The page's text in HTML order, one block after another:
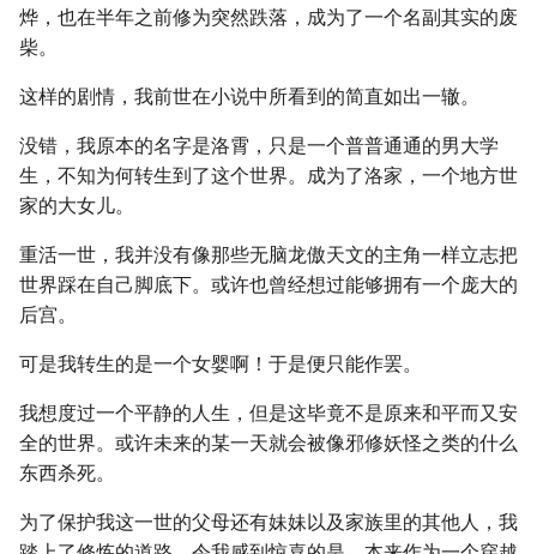
烨，也在半年之前修为突然跌落，成为了一个名副其实的废
柴。
这样的剧情，我前世在小说中所看到的简直如出一辙。
没错，我原本的名字是洛霄，只是一个普普通通的男大学
生，不知为何转生到了这个世界。成为了洛家，一个地方世
家的大女儿。
重活一世，我并没有像那些无脑龙傲天文的主角一样立志把
世界踩在自己脚底下。或许也曾经想过能够拥有一个庞大的
后宫。
可是我转生的是一个女婴啊！于是便只能作罢。
我想度过一个平静的人生，但是这毕竟不是原来和平而又安
全的世界。或许未来的某一天就会被像邪修妖怪之类的什么
东西杀死。
为了保护我这一世的父母还有妹妹以及家族里的其他人，我